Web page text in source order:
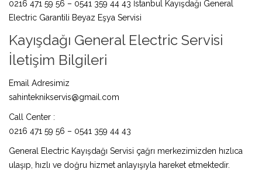
0216 471 59 56 – 0541 359 44 43 İstanbul Kayışdağı General
Electric Garantili Beyaz Eşya Servisi
Kayışdağı General Electric Servisi
İletişim Bilgileri
Email Adresimiz
sahinteknikservis@gmail.com
Call Center :
0216 471 59 56 – 0541 359 44 43
General Electric Kayışdağı Servisi çağrı merkezimizden hızlıca
ulaşıp, hızlı ve doğru hizmet anlayışıyla hareket etmektedir.